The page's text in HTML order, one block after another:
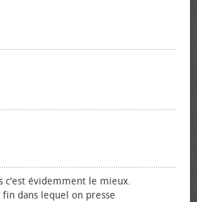
c'est évidemment le mieux.
dans lequel on presse